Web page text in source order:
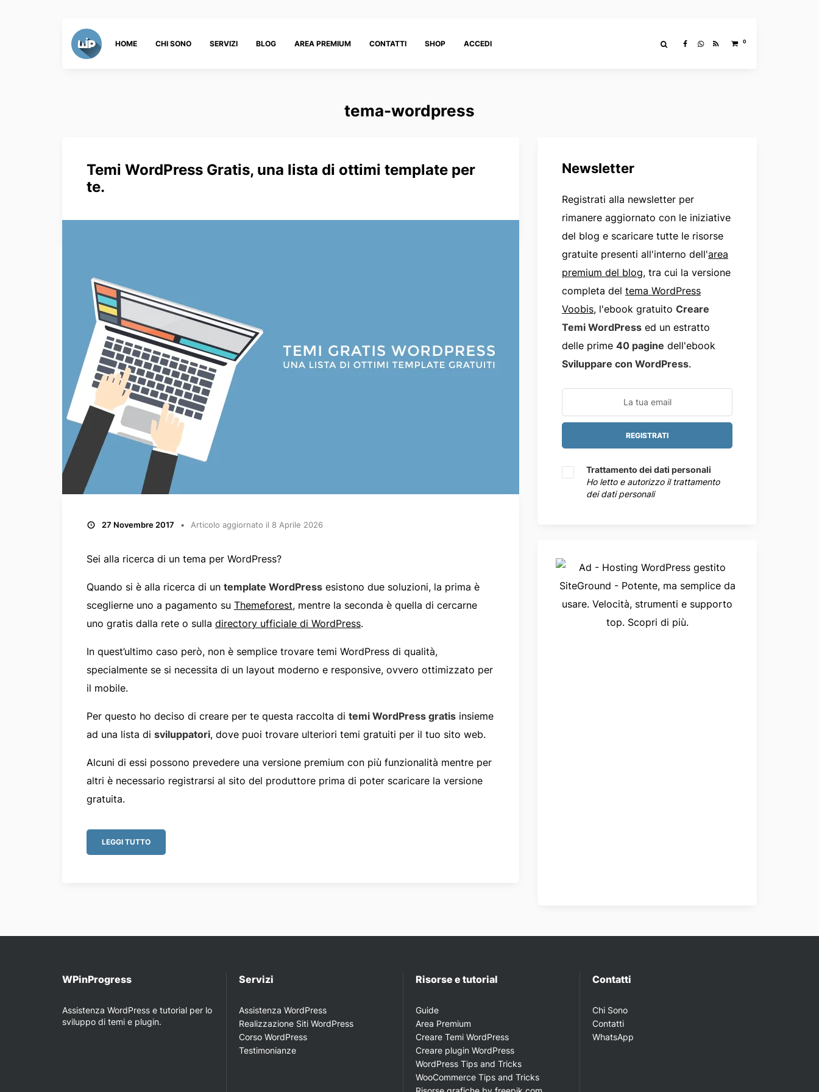
HOME CHI SONO SERVIZI BLOG AREA PREMIUM CONTATTI SHOP ACCEDI 0
tema-wordpress
Temi WordPress Gratis, una lista di ottimi template per
te.
27 Novembre 2017 Articolo aggiornato il 8 Aprile 2026
Sei alla ricerca di un tema per WordPress?
Quando si è alla ricerca di un template WordPress esistono due soluzioni, la prima è
sceglierne uno a pagamento su Themeforest, mentre la seconda è quella di cercarne
uno gratis dalla rete o sulla directory ufficiale di WordPress.
In quest’ultimo caso però, non è semplice trovare temi WordPress di qualità,
specialmente se si necessita di un layout moderno e responsive, ovvero ottimizzato per
il mobile.
Per questo ho deciso di creare per te questa raccolta di temi WordPress gratis insieme
ad una lista di sviluppatori, dove puoi trovare ulteriori temi gratuiti per il tuo sito web.
Alcuni di essi possono prevedere una versione premium con più funzionalità mentre per
altri è necessario registrarsi al sito del produttore prima di poter scaricare la versione
gratuita.
LEGGI TUTTO
Newsletter
Registrati alla newsletter per
rimanere aggiornato con le iniziative
del blog e scaricare tutte le risorse
gratuite presenti all'interno dell'area
premium del blog, tra cui la versione
completa del tema WordPress
Voobis, l'ebook gratuito Creare
Temi WordPress ed un estratto
delle prime 40 pagine dell'ebook
Sviluppare con WordPress.
Trattamento dei dati personali
Ho letto e autorizzo il trattamento
dei dati personali
WPinProgress
Assistenza WordPress e tutorial per lo
sviluppo di temi e plugin.
Servizi
Assistenza WordPress
Realizzazione Siti WordPress
Corso WordPress
Testimonianze
Risorse e tutorial
Guide
Area Premium
Creare Temi WordPress
Creare plugin WordPress
WordPress Tips and Tricks
WooCommerce Tips and Tricks
Contatti
Chi Sono
Contatti
WhatsApp